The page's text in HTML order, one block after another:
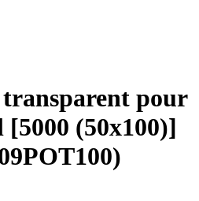
transparent pour
(50x100)]